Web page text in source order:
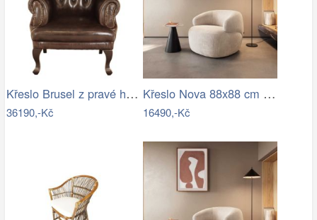
Křeslo Brusel z pravé hovězí kůže Brown
36190,-Kč
Křeslo Nova 88x88 cm manšestr béžová
16490,-Kč